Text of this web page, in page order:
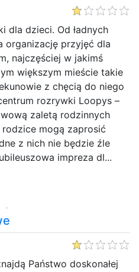
dla dzieci. Od ładnych
organizację przyjęć dla
najczęściej w jakimś
większym mieście takie
z chęcią do niego
rozrywki Loopys –
zaletą rodzinnych
mogą zaprosić
z nich nie będzie źle
impreza dl...
Państwo doskonałej